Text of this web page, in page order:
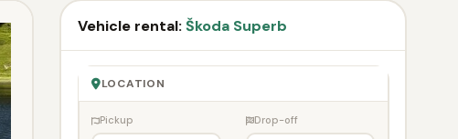
Vehicle rental:Škoda Superb
LOCATION
Pickup Drop-off